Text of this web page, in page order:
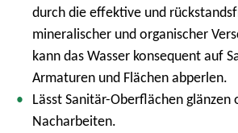
durch die effektive und
mineralischer und organischer
kann das Wasser konsequent auf
Armaturen und Flächen abperlen.
Lässt Sanitär-Oberflächen glänzen
Nacharbeiten.